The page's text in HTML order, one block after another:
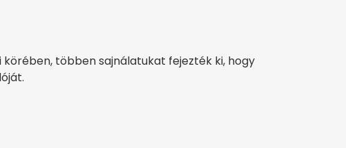
többen sajnálatukat fejezték ki, hogy